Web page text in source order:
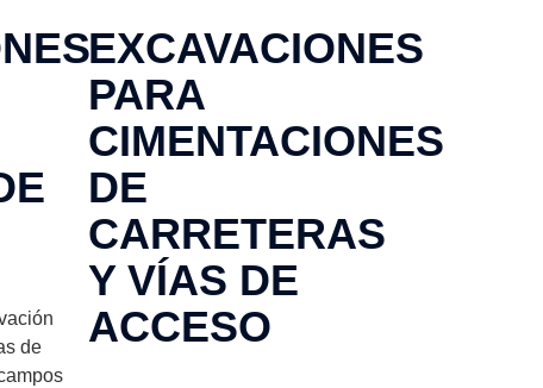
de
EXCAVACIONES
PARA
CIMENTACIONES
DE
CARRETERAS
Y VÍAS DE
ACCESO